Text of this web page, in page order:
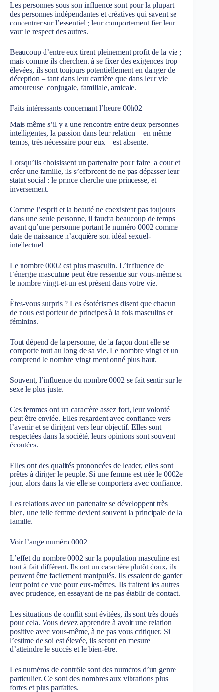
Les personnes sous son influence sont pour la plupart
des personnes indépendantes et créatives qui savent se
concentrer sur l’essentiel ; leur comportement fier leur
vaut le respect des autres.
Beaucoup d’entre eux tirent pleinement profit de la vie ;
mais comme ils cherchent à se fixer des exigences trop
élevées, ils sont toujours potentiellement en danger de
déception – tant dans leur carrière que dans leur vie
amoureuse, conjugale, familiale, amicale.
Faits intéressants concernant l’heure 00h02
Mais même s’il y a une rencontre entre deux personnes
intelligentes, la passion dans leur relation – en même
temps, très nécessaire pour eux – est absente.
Lorsqu’ils choisissent un partenaire pour faire la cour et
créer une famille, ils s’efforcent de ne pas dépasser leur
statut social : le prince cherche une princesse, et
inversement.
Comme l’esprit et la beauté ne coexistent pas toujours
dans une seule personne, il faudra beaucoup de temps
avant qu’une personne portant le numéro 0002 comme
date de naissance n’acquière son idéal sexuel-
intellectuel.
Le nombre 0002 est plus masculin. L’influence de
l’énergie masculine peut être ressentie sur vous-même si
le nombre vingt-et-un est présent dans votre vie.
Êtes-vous surpris ? Les ésotérismes disent que chacun
de nous est porteur de principes à la fois masculins et
féminins.
Tout dépend de la personne, de la façon dont elle se
comporte tout au long de sa vie. Le nombre vingt et un
comprend le nombre vingt mentionné plus haut.
Souvent, l’influence du nombre 0002 se fait sentir sur le
sexe le plus juste.
Ces femmes ont un caractère assez fort, leur volonté
peut être enviée. Elles regardent avec confiance vers
l’avenir et se dirigent vers leur objectif. Elles sont
respectées dans la société, leurs opinions sont souvent
écoutées.
Elles ont des qualités prononcées de leader, elles sont
prêtes à diriger le peuple. Si une femme est née le 0002e
jour, alors dans la vie elle se comportera avec confiance.
Les relations avec un partenaire se développent très
bien, une telle femme devient souvent la principale de la
famille.
Voir l’ange numéro 0002
L’effet du nombre 0002 sur la population masculine est
tout à fait différent. Ils ont un caractère plutôt doux, ils
peuvent être facilement manipulés. Ils essaient de garder
leur point de vue pour eux-mêmes. Ils traitent les autres
avec prudence, en essayant de ne pas établir de contact.
Les situations de conflit sont évitées, ils sont très doués
pour cela. Vous devez apprendre à avoir une relation
positive avec vous-même, à ne pas vous critiquer. Si
l’estime de soi est élevée, ils seront en mesure
d’atteindre le succès et le bien-être.
Les numéros de contrôle sont des numéros d’un genre
particulier. Ce sont des nombres aux vibrations plus
fortes et plus parfaites.